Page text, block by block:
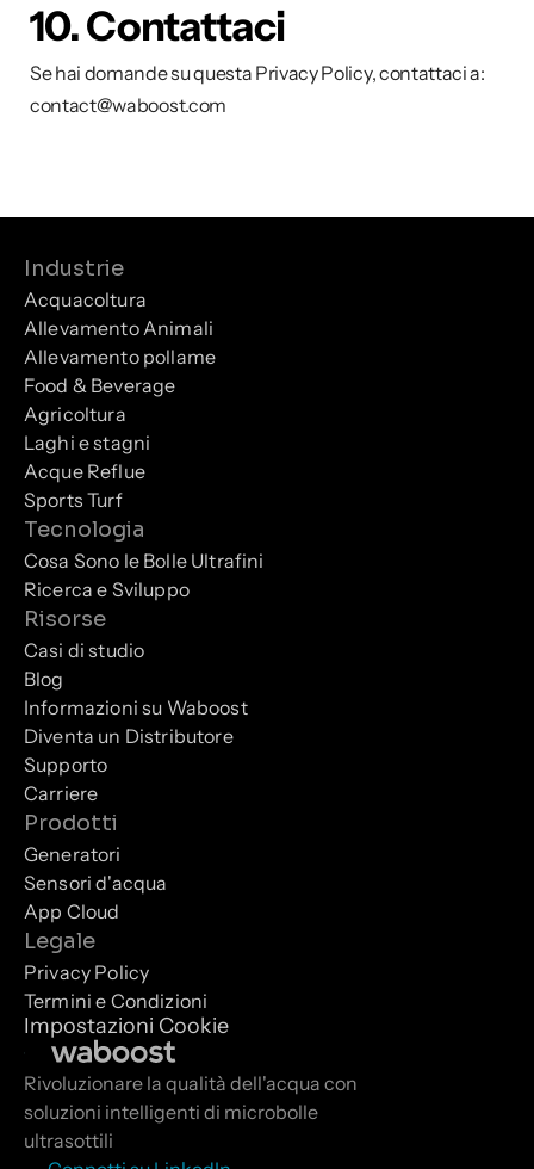
10. Contattaci
Se hai domande su questa Privacy Policy, contattaci a:
contact@waboost.com
Rivoluzionare la qualità dell'acqua con
soluzioni intelligenti di microbolle
ultrasottili
Industrie
Acquacoltura
Allevamento Animali
Allevamento pollame
Food & Beverage
Agricoltura
Laghi e stagni
Acque Reflue
Sports Turf
Tecnologia
Cosa Sono le Bolle Ultrafini
Ricerca e Sviluppo
Risorse
Casi di studio
Blog
Informazioni su Waboost
Diventa un Distributore
Supporto
Carriere
Prodotti
Generatori
Sensori d'acqua
App Cloud
Legale
Privacy Policy
Termini e Condizioni
Impostazioni Cookie